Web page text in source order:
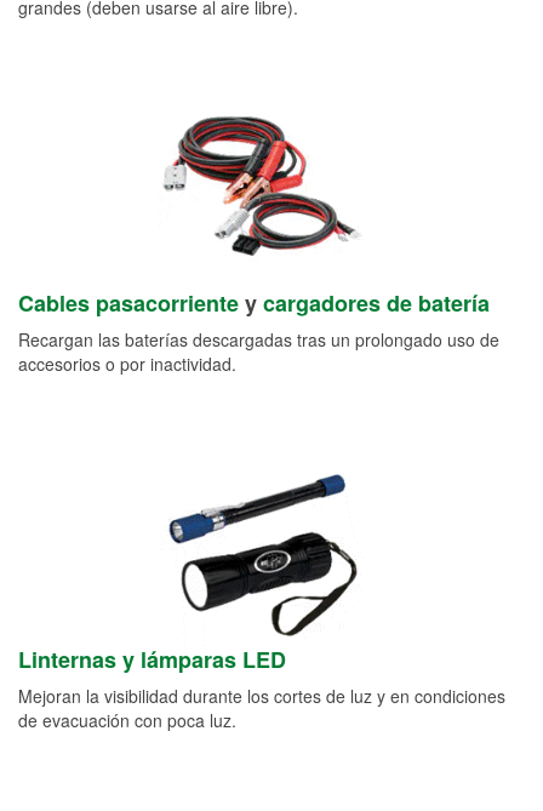
grandes (deben usarse al aire libre).
Cables pasacorrienteycargadores de batería
Recargan las baterías descargadas tras un prolongado uso de
accesorios o por inactividad.
Linternas y lámparas LED
Mejoran la visibilidad durante los cortes de luz y en condiciones
de evacuación con poca luz.